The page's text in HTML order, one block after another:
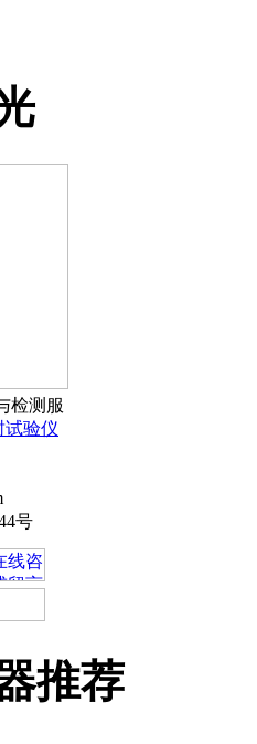
检测服
试验仪
号
推荐